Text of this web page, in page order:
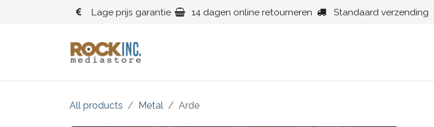
Overslaan naar inhoud
Lage prijs garantie 14 dagen online retourneren Standaard verzending
All products Metal Arde